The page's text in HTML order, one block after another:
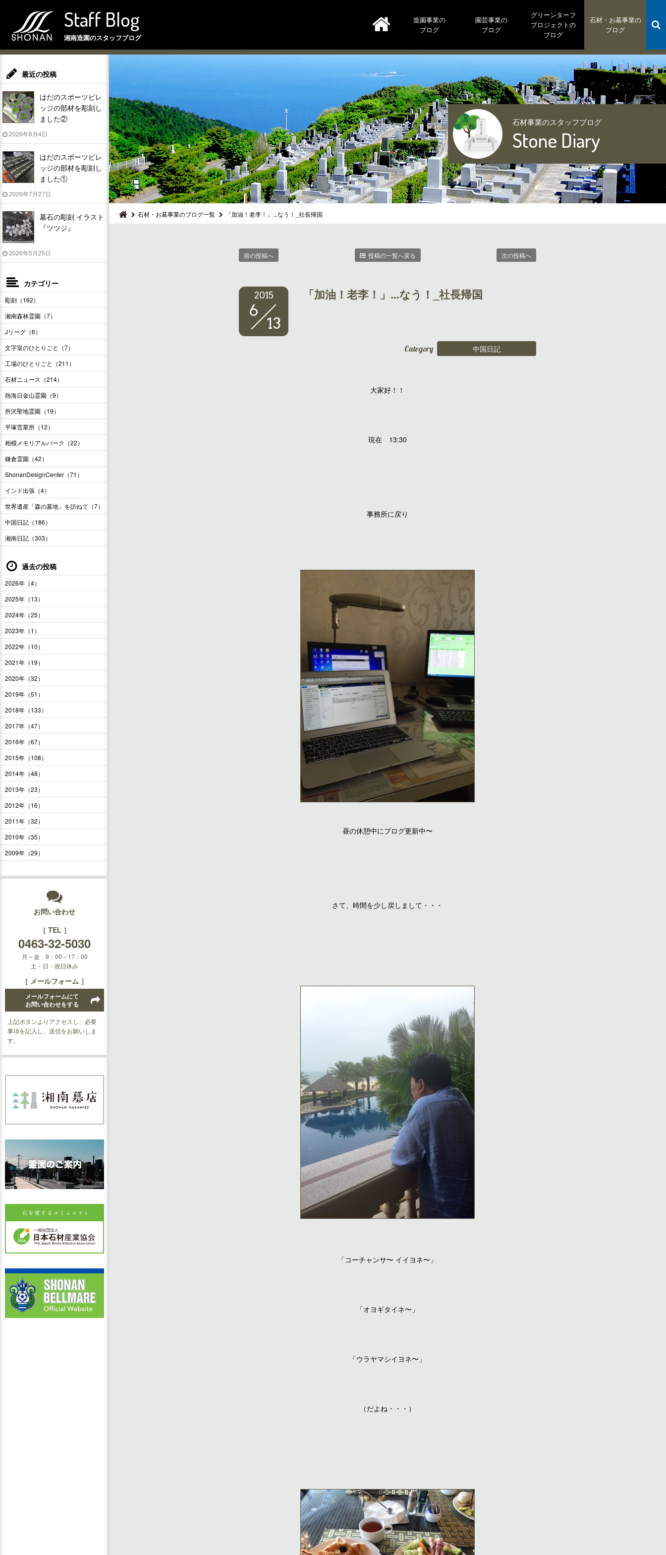
Staff Blog
湘南造園のスタッフブログ
造園事業の
ブログ
園芸事業の
ブログ
グリーンターフ
プロジェクトの
ブログ
石材・お墓事業の
ブログ
石材事業のスタッフブログ
Stone Diary
石材・お墓事業のブログ一覧 「加油！老李！」...なう！_社長帰国
前の投稿へ 投稿の一覧へ戻る 次の投稿へ
2015
6
13
「加油！老李！」...なう！_社長帰国
Category 中国日記
大家好！！
現在 13:30
事務所に戻り
昼の休憩中にブログ更新中〜
さて、時間を少し戻しまして・・・
「コーチャンサ〜 イイヨネ〜」
「オヨギタイネ〜」
「ウラヤマシイヨネ〜」
（だよね・・・）
最近の投稿
はだのスポーツビレ
ッジの部材を彫刻し
ました②
2026年8月4日
はだのスポーツビレ
ッジの部材を彫刻し
ました①
2026年7月27日
墓石の彫刻 イラスト
『ツツジ』
2026年5月25日
カテゴリー
彫刻（162）
湘南森林霊園（7）
Jリーグ（6）
文字室のひとりごと（7）
工場のひとりごと（211）
石材ニュース（214）
熱海日金山霊園（9）
所沢聖地霊園（19）
平塚営業所（12）
相模メモリアルパーク（22）
鎌倉霊園（42）
ShonanDesignCenter（71）
インド出張（4）
世界遺産「森の墓地」を訪ねて（7）
中国日記（186）
湘南日記（303）
過去の投稿
2026年（4）
2025年（13）
2024年（25）
2023年（1）
2022年（10）
2021年（19）
2020年（32）
2019年（51）
2018年（133）
2017年（47）
2016年（67）
2015年（108）
2014年（48）
2013年（23）
2012年（16）
2011年（32）
2010年（35）
2009年（29）
お問い合わせ
［ TEL ］
0463-32-5030
月～金 9：00～17：00
土・日・祝日休み
［ メールフォーム ］
メールフォームにて
お問い合わせをする
上記ボタンよりアクセスし、必要
事項を記入し、送信をお願いしま
す。